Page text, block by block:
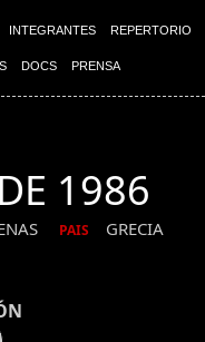
INTEGRANTES REPERTORIO
DOCS PRENSA
1986
PAIS GRECIA